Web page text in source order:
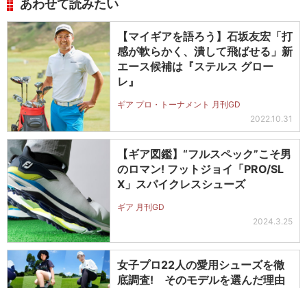
あわせて読みたい
【マイギアを語ろう】石坂友宏「打
感が軟らかく、潰して飛ばせる」新
エース候補は『ステルス グロー
レ』
ギア プロ・トーナメント 月刊GD
2022.10.31
【ギア図鑑】“フルスペック”こそ男
のロマン! フットジョイ「PRO/SL
X」スパイクレスシューズ
ギア 月刊GD
2024.3.25
女子プロ22人の愛用シューズを徹
底調査! そのモデルを選んだ理由